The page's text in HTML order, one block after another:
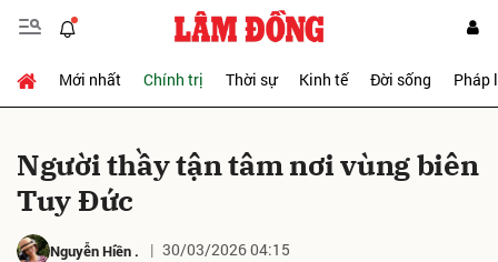
Mới nhất Chính trị Thời sự Kinh tế Đời sống Pháp
Người thầy tận tâm nơi vùng biên
Tuy Đức
Nguyễn Hiền . 30/03/2026 04:15
Gửi bình luận